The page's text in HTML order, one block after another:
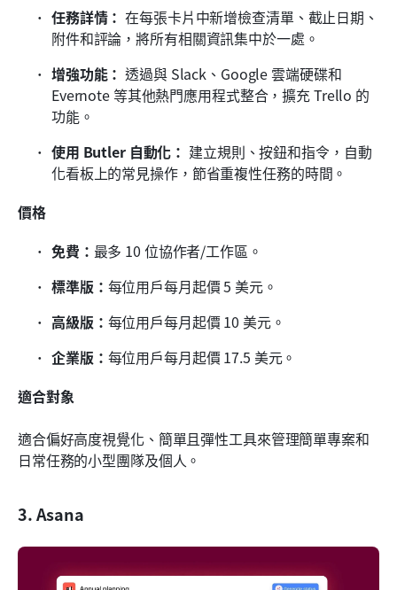
任務詳情： 在每張卡片中新增檢查清單、截止日期、
附件和評論，將所有相關資訊集中於一處。
增強功能： 透過與 Slack、Google 雲端硬碟和
Evernote 等其他熱門應用程式整合，擴充 Trello 的
功能。
使用 Butler 自動化： 建立規則、按鈕和指令，自動
化看板上的常見操作，節省重複性任務的時間。
價格
免費： 最多 10 位協作者/工作區。
標準版： 每位用戶每月起價 5 美元。
高級版： 每位用戶每月起價 10 美元。
企業版： 每位用戶每月起價 17.5 美元。
適合對象
適合偏好高度視覺化、簡單且彈性工具來管理簡單專案和
日常任務的小型團隊及個人。
3. Asana